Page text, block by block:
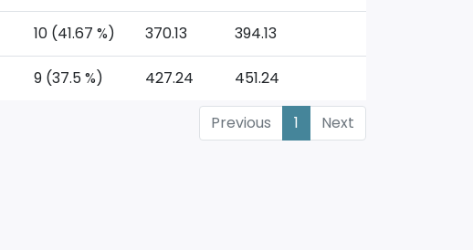
10 (41.67 %) 370.13 394.13
9 (37.5 %) 427.24 451.24
Previous 1 Next